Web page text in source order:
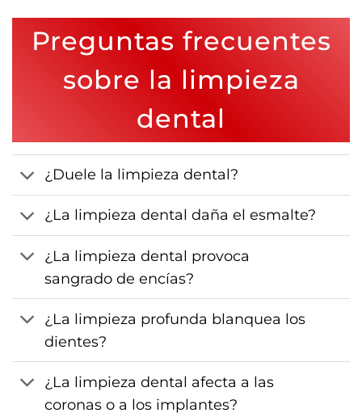
Preguntas frecuentes
sobre la limpieza
dental
¿Duele la limpieza dental?
¿La limpieza dental daña el esmalte?
¿La limpieza dental provoca
sangrado de encías?
¿La limpieza profunda blanquea los
dientes?
¿La limpieza dental afecta a las
coronas o a los implantes?